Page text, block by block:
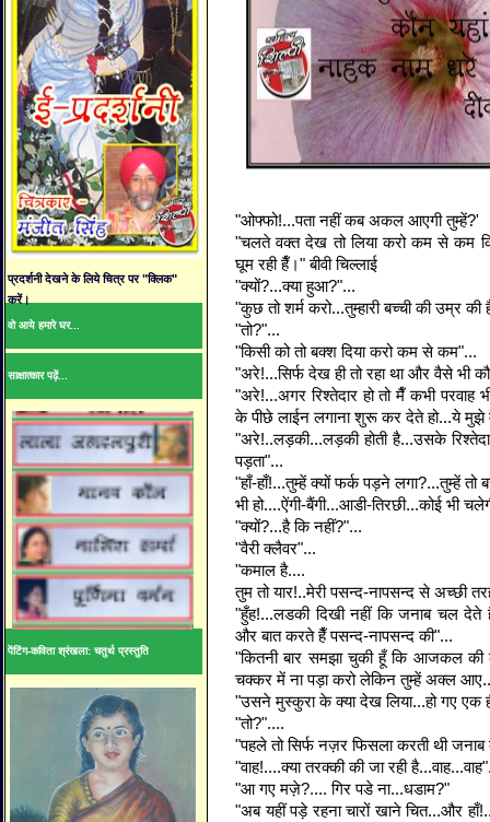
प्रदर्शनी देखने के लिये चित्र पर "क्लिक"
करें।
वो आये हमारे घर...
साक्षात्कार पढ़ें...
पेंटिंग-कविता श्रंखला: चतुर्थ प्रस्तुति
"ओफ्फो!...पता नहीं कब अकल आएगी तुम्हें?'
"चलते वक्त देख तो लिया करो कम से कम
घूम रही हैँ।" बीवी चिल्लाई
"क्यों?...क्या हुआ?"...
"कुछ तो शर्म करो...तुम्हारी बच्ची की उम्र की
"तो?"...
"किसी को तो बक्श दिया करो कम से कम"...
"अरे!...सिर्फ देख ही तो रहा था और वैसे भी
"अरे!...अगर रिश्तेदार हो तो मैँ कभी
के पीछे लाईन लगाना शुरू कर देते हो...ये मुझे
"अरे!..लड़की...लड़की होती है...उसके
पड़ता"...
"हाँ-हाँ!...तुम्हें क्यों फर्क पड़ने लगा?...तुम्हें
भी हो....ऐंगी-बैंगी...आडी-तिरछी...कोई भी
"क्यों?...है कि नहीं?"...
"वैरी क्लैवर"...
"कमाल है....
तुम तो यार!..मेरी पसन्द-नापसन्द से अच्छी
"हुँह!...लडकी दिखी नहीं कि जनाब चल
और बात करते हैँ पसन्द-नापसन्द की"...
"कितनी बार समझा चुकी हूँ कि आजकल की
चक्कर में ना पड़ा करो लेकिन तुम्हें अक्ल
"उसने मुस्कुरा के क्या देख लिया...हो गए
"तो?"....
"पहले तो सिर्फ नज़र फिसला करती थी
"वाह!....क्या तरक्की की जा रही
"आ गए मज़े?.... गिर पडे ना...धडाम?"
"अब यहीं पड़े रहना चारों खाने चित...और